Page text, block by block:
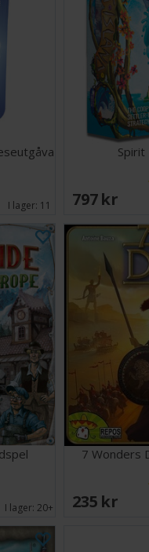
I lager: 11
Spirit
797 SEK
I lager:20+
7 Wonders
235 SEK